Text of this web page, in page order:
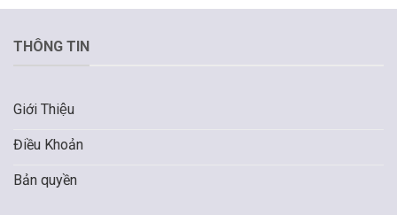
THÔNG TIN
Giới Thiệu
Điều Khoản
Bản quyền